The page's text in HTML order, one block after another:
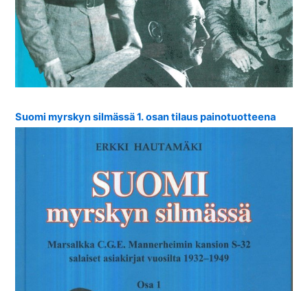
Suomi myrskyn silmässä 1. osan tilaus painotuotteena